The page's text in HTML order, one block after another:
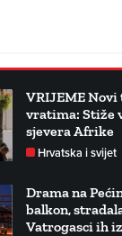
VRIJEME
vratima: Stiže
sjevera Afrike
Hrvatska i svijet
Drama na
balkon,
Vatrogasci ih